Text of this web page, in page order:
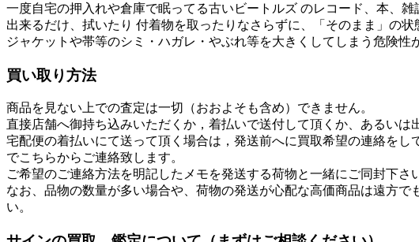
一度自宅の押入れや倉庫で眠ってる古いビートルズ のレコード、本、雑
出来るだけ、拭いたり 付着物を取ったりなさらずに、「そのまま」の状
ジャケットや帯等のシミ・ハガレ・やぶれ等を大きくしてしまう危険性
買い取り方法
商品を見ない上での査定は一切（おおよそも含め）できません。
直接店舗へ御持ち込みいただくか，着払いで送付して頂くか、あるいは
宅配便の着払いにて送って頂く場合は，発送前へに買取希望の連絡を
でこちらからご連絡致します。
ご希望のご連絡方法を明記したメモを発送する荷物と一緒にご同封下さ
なお、品物の数量が多い場合や、荷物の発送が心配な高価商品は遠方
い。